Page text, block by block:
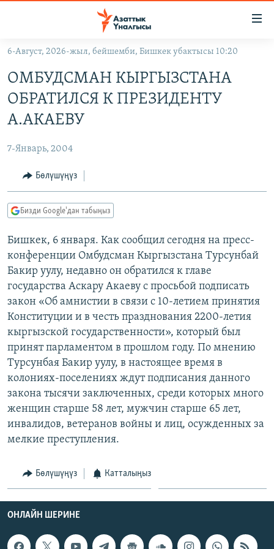
Навигацияга
өтүңүз
салыңыз
КЫРГЫЗСТАН
ЭКОНОМИКА
МАДАНИЯТ
БОРБОР АЗИЯ
АТАЙЫН ИЛИКТӨӨ
ТВ ПРОГРАММАЛАР
ЭКСПЕРТТЕР ТАЛДАЙТ
БИЗ ЖАНА ДҮЙНӨ
ДАНИСТЕ
ЭЖЕ-СИҢДИЛЕР
ЫҢГАЙСЫЗ СУРООЛОР
ӨЗГӨЧӨ ПИКИР
Русский
ОНЛАЙН ШЕРИНЕ
ЭЕ/АРнун бардык сайттары
6-Август, 2026-жыл, бейшемби, Бишкек убактысы 10:20
ОМБУДСМАН КЫРГЫЗСТАНА
ОБРАТИЛСЯ К ПРЕЗИДЕНТУ
А.АКАЕВУ
7-Январь, 2004
Бөлүшүңүз
Бизди Google'дан табыңыз
Бишкек, 6 января. Как сообщил сегодня на пресс-
конференции Омбудсман Кыргызстана Турсунбай
Бакир уулу, недавно он обратился к главе
государства Аскару Акаеву с просьбой подписать
закон «Об амнистии в связи с 10-летием принятия
Конституции и в честь празднования 2200-летия
кыргызской государственности», который был
принят парламентом в прошлом году. По мнению
Турсунбая Бакир уулу, в настоящее время в
колониях-поселениях ждут подписания данного
закона тысячи заключенных, среди которых много
женщин старше 58 лет, мужчин старше 65 лет,
инвалидов, ветеранов войны и лиц, осужденных за
мелкие преступления.
Бөлүшүңүз Катталыңыз
ОНЛАЙН ШЕРИНЕ